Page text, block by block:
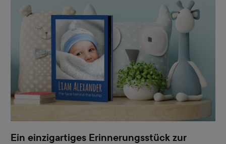
Ein einzigartiges Erinnerungsstück zur